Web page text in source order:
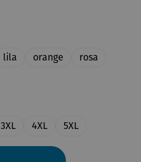
lila orange
rosa
3XL 4XL 5XL